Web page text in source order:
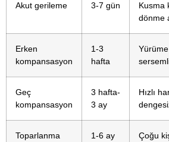
Akut gerileme 3-7 gün
Kusma
dönme
Erken
kompansasyon
1-3
hafta
Geç
kompansasyon
3 hafta-
3 ay
Hızlı
Toparlanma 1-6 ay
Çoğu